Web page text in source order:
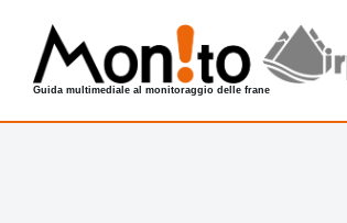
Guida multimediale al monitoraggio delle frane